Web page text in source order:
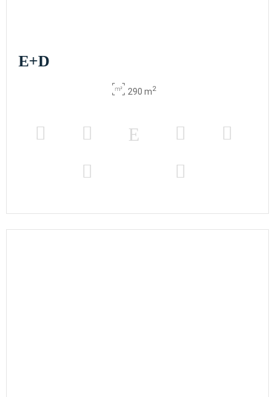
E+D
290 m2